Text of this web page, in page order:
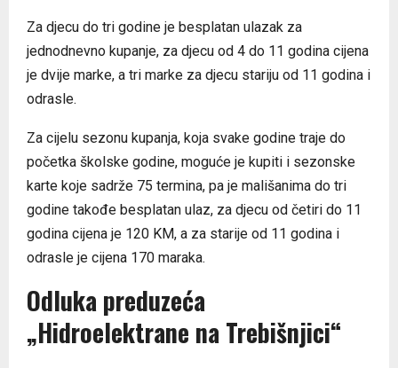
Za djecu do tri godine je besplatan ulazak za
jednodnevno kupanje, za djecu od 4 do 11 godina cijena
je dvije marke, a tri marke za djecu stariju od 11 godina i
odrasle.
Za cijelu sezonu kupanja, koja svake godine traje do
početka školske godine, moguće je kupiti i sezonske
karte koje sadrže 75 termina, pa je mališanima do tri
godine takođe besplatan ulaz, za djecu od četiri do 11
godina cijena je 120 KM, a za starije od 11 godina i
odrasle je cijena 170 maraka.
Odluka preduzeća
„Hidroelektrane na Trebišnjici“